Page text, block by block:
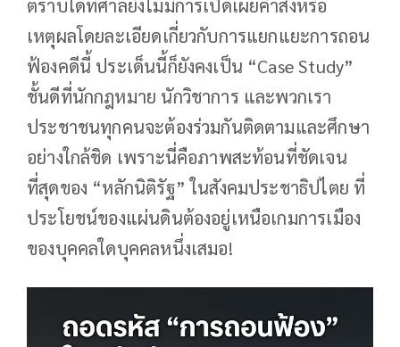
ตราบใดที่ศาลยังไม่มีการเปิดเผยคำสั่งหรือ
เหตุผลโดยละเอียดเกี่ยวกับการแยกแยะการถอน
ฟ้องคดีนี้ ประเด็นนี้ก็ยังคงเป็น “Case Study”
ชั้นดีที่นักกฎหมาย นักวิชาการ และพวกเรา
ประชาชนทุกคนจะต้องร่วมกันติดตามและศึกษา
อย่างใกล้ชิด เพราะนี่คือภาพสะท้อนที่ชัดเจน
ที่สุดของ “หลักนิติรัฐ” ในสังคมประชาธิปไตย ที่
ประโยชน์ของแผ่นดินต้องอยู่เหนือเกมการเมือง
ของบุคคลใดบุคคลหนึ่งเสมอ!